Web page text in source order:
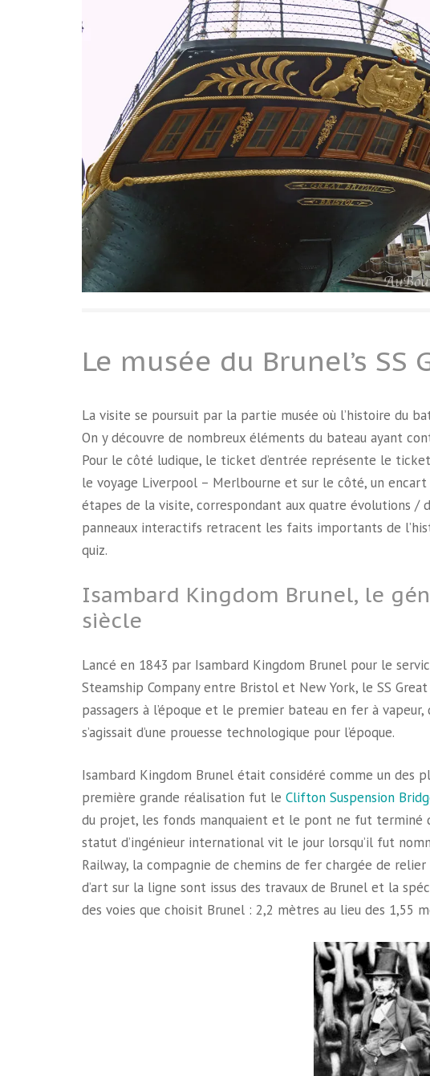
Le musée du Brunel’s SS
La visite se poursuit par la partie musée où l’histoire du
On y découvre de nombreux éléments du bateau ayant
Pour le côté ludique, le ticket d’entrée représente le
le voyage Liverpool – Merlbourne et sur le côté, un
étapes de la visite, correspondant aux quatre évolutions /
panneaux interactifs retracent les faits importants de
quiz.
Isambard Kingdom Brunel, le
siècle
Lancé en 1843 par Isambard Kingdom Brunel pour le
Steamship Company entre Bristol et New York, le SS
passagers à l’époque et le premier bateau en fer à
s’agissait d’une prouesse technologique pour l’époque.
Isambard Kingdom Brunel était considéré comme un des
première grande réalisation fut le Clifton Suspension
du projet, les fonds manquaient et le pont ne fut terminé
statut d’ingénieur international vit le jour lorsqu’il fut
Railway, la compagnie de chemins de fer chargée de
d’art sur la ligne sont issus des travaux de Brunel et la
des voies que choisit Brunel : 2,2 mètres au lieu des 1,55